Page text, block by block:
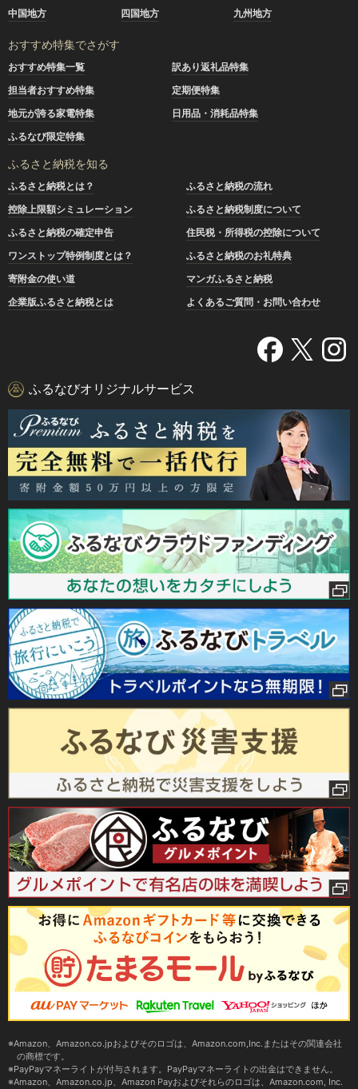
中国地方
四国地方 九州地方
おすすめ特集でさがす
おすすめ特集一覧
訳あり返礼品特集
担当者おすすめ特集
定期便特集
地元が誇る家電特集
日用品・消耗品特集
ふるなび限定特集
ふるさと納税を知る
ふるさと納税とは？
ふるさと納税の流れ
控除上限額シミュレーション
ふるさと納税制度について
ふるさと納税の確定申告
住民税・所得税の控除について
ワンストップ特例制度とは？
ふるさと納税のお礼特典
寄附金の使い道
マンガふるさと納税
企業版ふるさと納税とは
よくあるご質問・お問い合わせ
ふるなびオリジナルサービス
Amazon、Amazon.co.jpおよびそのロゴは、Amazon.com,Inc.またはその関連会社
の商標です。
PayPayマネーライトが付与されます。PayPayマネーライトの出金はできません。
Amazon、Amazon.co.jp、Amazon Payおよびそれらのロゴは、Amazon.com, Inc.